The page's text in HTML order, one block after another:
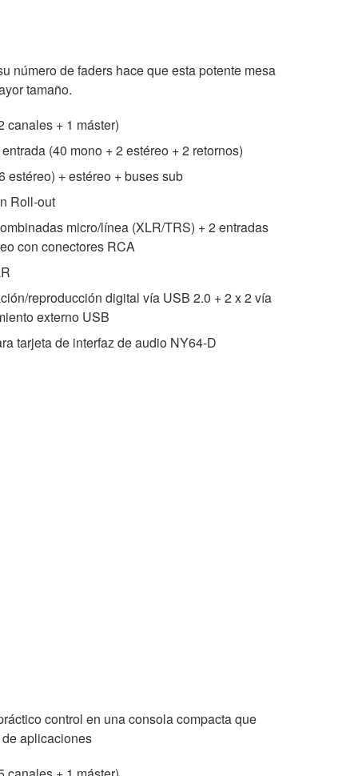
número de faders hace que esta potente mesa
tamaño.
canales + 1 máster)
(40 mono + 2 estéreo + 2 retornos)
estéreo) + estéreo + buses sub
Roll-out
micro/línea (XLR/TRS) + 2 entradas
con conectores RCA
reproducción digital vía USB 2.0 + 2 x 2 vía
externo USB
tarjeta de interfaz de audio NY64-D
control en una consola compacta que
aplicaciones